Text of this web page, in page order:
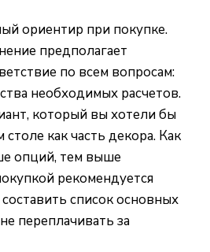
ориентир при покупке.
предполагает
по всем вопросам:
необходимых расчетов.
который вы хотели бы
как часть декора. Как
опций, тем выше
рекомендуется
список основных
переплачивать за